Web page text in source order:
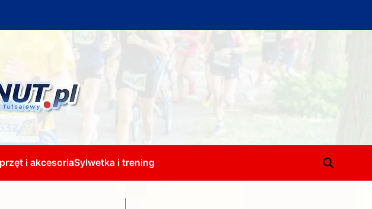
i akcesoriaSylwetka i trening